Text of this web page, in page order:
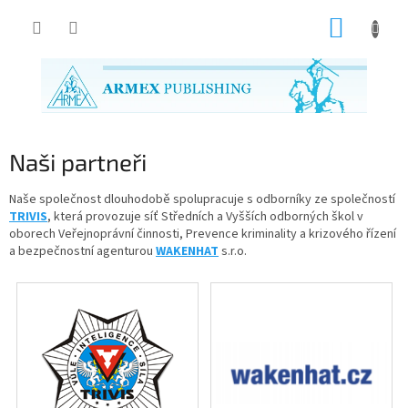
Naši partneři
Naše společnost dlouhodobě spolupracuje s odborníky ze společností
TRIVIS, která provozuje síť Středních a Vyšších odborných škol v
oborech Veřejnoprávní činnosti, Prevence kriminality a krizového řízení
a bezpečnostní agenturou WAKENHAT s.r.o.